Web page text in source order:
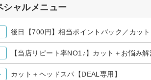
シャルメニュー
後日【700円】相当ポイントバック／カッ
【当店リピート率NO1♪】カット＋お悩み
カット＋ヘッドスパ【DEAL専用】